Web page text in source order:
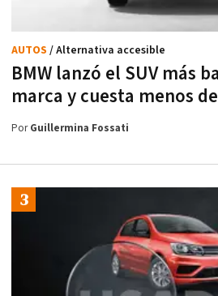
BMW lanzó el SUV más
marca y cuesta menos
AUTOS / Alternativa accesible
PorGuillermina Fossati